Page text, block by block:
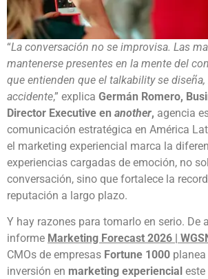
“La conversación no se improvisa. Las
mantenerse presentes en la mente del
que entienden que el talkability se
accidente,” explica Germán Romero,
Director Executive en another, agencia
comunicación estratégica en América
el marketing experiencial marca la
experiencias cargadas de emoción, no
conversación, sino que fortalece la
reputación a largo plazo.
Y hay razones para tomarlo en serio. De
informe Marketing Forecast 2026 |
CMOs de empresas Fortune 1000
inversión en marketing experiencial este